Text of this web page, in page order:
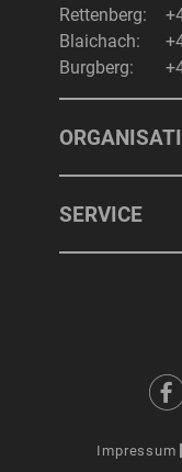
Rettenberg:
Blaichach:
Burgberg:
SERVICE
Impressum